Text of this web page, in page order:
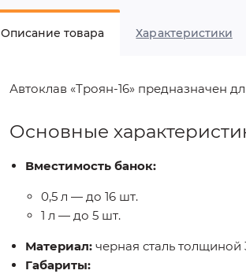
Описание товара Характеристики
Автоклав «Троян-16» предназначен
Основные
Вместимость банок:
0,5 л — до 16 шт.
1 л — до 5 шт.
Материал: черная сталь
Габариты: